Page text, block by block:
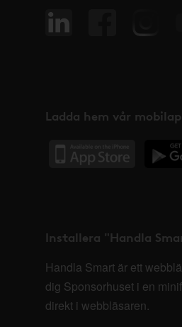
Ladda hem vår
Installera "Handla
Handla Smart är ett
dig Sponsorhuset i en
direkt i webbläsaren.